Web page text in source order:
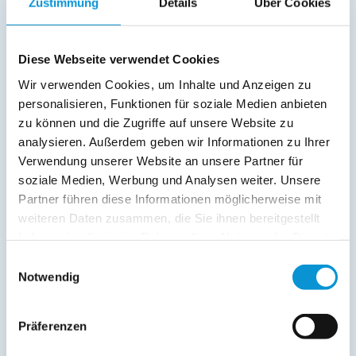
Diese Webseite verwendet Cookies
Wir verwenden Cookies, um Inhalte und Anzeigen zu
personalisieren, Funktionen für soziale Medien anbieten
zu können und die Zugriffe auf unsere Website zu
analysieren. Außerdem geben wir Informationen zu Ihrer
Verwendung unserer Website an unsere Partner für
soziale Medien, Werbung und Analysen weiter. Unsere
Partner führen diese Informationen möglicherweise mit
weiteren Daten zusammen, die Sie ihnen bereitgestellt
Notwendig
Präferenzen
Fernseher
Radio
Außenanlage:
Gartenstühle
Parkplatz
Terrasse
Balkon
Abstellraum
Service:
Geschirrtücher inkl.
Verpflegung: